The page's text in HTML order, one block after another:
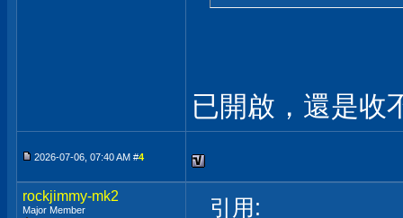
已開啟，還是收
2026-07-06, 07:40 AM #4
rockjimmy-mk2
Major Member 引用: